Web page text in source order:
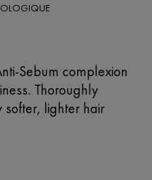
Sebum complexion
Thoroughly
lighter hair